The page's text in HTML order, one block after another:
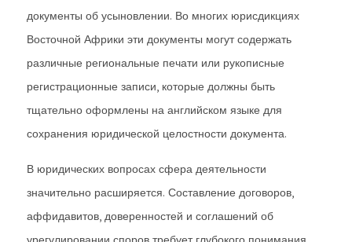
документы об усыновлении. Во многих юрисдикциях
Восточной Африки эти документы могут содержать
различные региональные печати или рукописные
регистрационные записи, которые должны быть
тщательно оформлены на английском языке для
сохранения юридической целостности документа.
В юридических вопросах сфера деятельности
значительно расширяется. Составление договоров,
аффидавитов, доверенностей и соглашений об